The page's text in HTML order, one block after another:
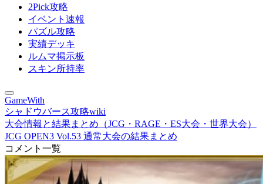
2Pick攻略
イベント速報
パズル攻略
実績デッキ
ルムマ掲示板
スキン所持率
GameWith
シャドウバース攻略wiki
大会情報と結果まとめ（JCG・RAGE・ES大会・世界大会）
JCG OPEN3 Vol.53 通常大会の結果まとめ
コメント一覧